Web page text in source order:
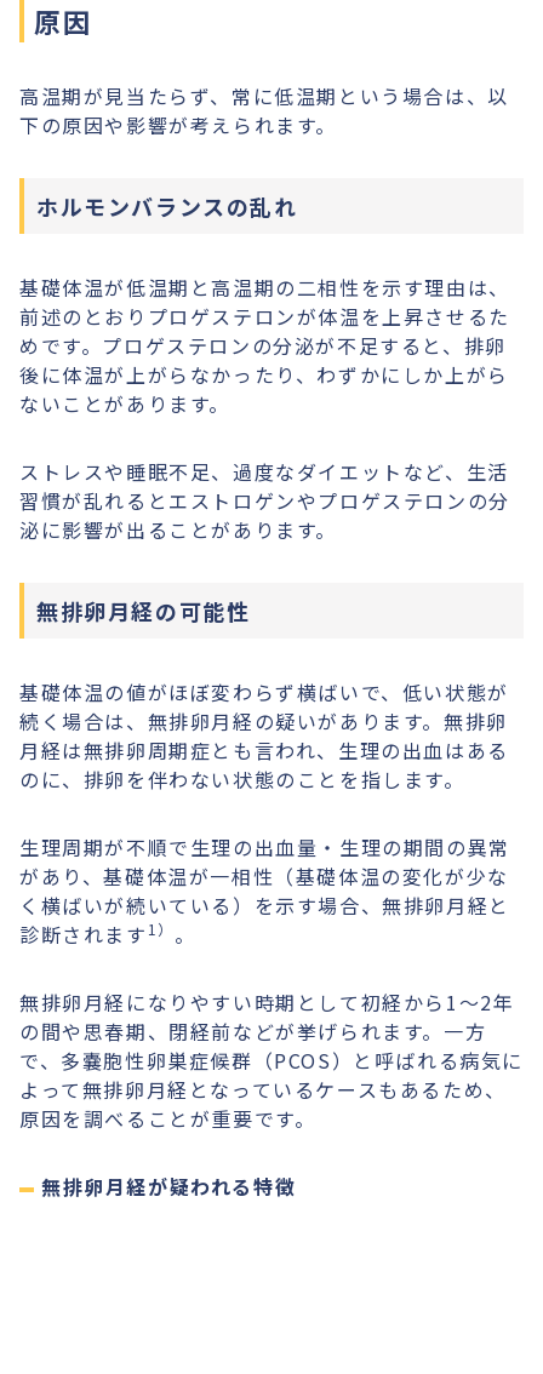
原因
高温期が見当たらず、常に低温期という場合は、以
下の原因や影響が考えられます。
ホルモンバランスの乱れ
基礎体温が低温期と高温期の二相性を示す理由は、
前述のとおりプロゲステロンが体温を上昇させるた
めです。プロゲステロンの分泌が不足すると、排卵
後に体温が上がらなかったり、わずかにしか上がら
ないことがあります。
ストレスや睡眠不足、過度なダイエットなど、生活
習慣が乱れるとエストロゲンやプロゲステロンの分
泌に影響が出ることがあります。
無排卵月経の可能性
基礎体温の値がほぼ変わらず横ばいで、低い状態が
続く場合は、無排卵月経の疑いがあります。無排卵
月経は無排卵周期症とも言われ、生理の出血はある
のに、排卵を伴わない状態のことを指します。
生理周期が不順で生理の出血量・生理の期間の異常
があり、基礎体温が一相性（基礎体温の変化が少な
く横ばいが続いている）を示す場合、無排卵月経と
診断されます 1） 。
無排卵月経になりやすい時期として初経から1〜2年
の間や思春期、閉経前などが挙げられます。一方
で、多嚢胞性卵巣症候群（PCOS）と呼ばれる病気に
よって無排卵月経となっているケースもあるため、
原因を調べることが重要です。
無排卵月経が疑われる特徴